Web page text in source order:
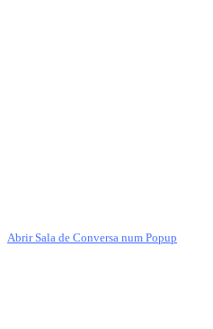
Abrir Sala de Conversa num Popup